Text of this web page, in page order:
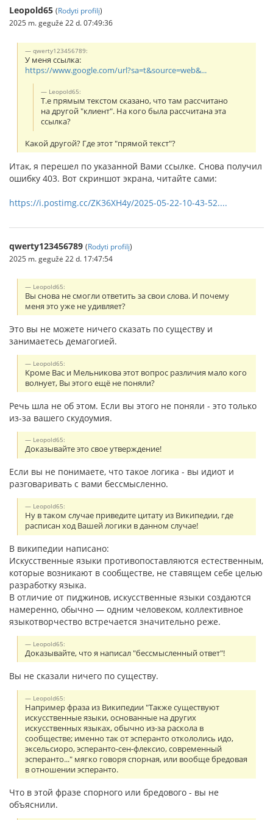
Leopold65 (Rodyti profilį)
2025 m. gegužė 22 d. 07:49:36
qwerty123456789:
У меня ссылка:
https://www.google.com/url?sa=t&source=web&...
Leopold65:
Т.е прямым текстом сказано, что там рассчитано
на другой "клиент". На кого была рассчитана эта
ссылка?
Какой другой? Где этот "прямой текст"?
Итак, я перешел по указанной Вами ссылке. Снова получил
ошибку 403. Вот скриншот экрана, читайте сами:
https://i.postimg.cc/ZK36XH4y/2025-05-22-10-43-52....
qwerty123456789 (Rodyti profilį)
2025 m. gegužė 22 d. 17:47:54
Leopold65:
Вы снова не смогли ответить за свои слова. И почему
меня это уже не удивляет?
Это вы не можете ничего сказать по существу и
занимаетесь демагогией.
Leopold65:
Кроме Вас и Мельникова этот вопрос различия мало кого
волнует, Вы этого ещё не поняли?
Речь шла не об этом. Если вы этого не поняли - это только
из-за вашего скудоумия.
Leopold65:
Доказывайте это свое утверждение!
Если вы не понимаете, что такое логика - вы идиот и
разговаривать с вами бессмысленно.
Leopold65:
Ну в таком случае приведите цитату из Википедии, где
расписан ход Вашей логики в данном случае!
В википедии написано:
Искусственные языки противопоставляются естественным,
которые возникают в сообществе, не ставящем себе целью
разработку языка.
В отличие от пиджинов, искусственные языки создаются
намеренно, обычно — одним человеком, коллективное
языкотворчество встречается значительно реже.
Leopold65:
Доказывайте, что я написал "бессмысленный ответ"!
Вы не сказали ничего по существу.
Leopold65:
Например фраза из Википедии "Также существуют
искусственные языки, основанные на других
искусственных языках, обычно из-за раскола в
сообществе; именно так от эсперанто откололись идо,
эксельсиоро, эсперанто-сен-флексио, современный
эсперанто..." мягко говоря спорная, или вообще бредовая
в отношении эсперанто.
Что в этой фразе спорного или бредового - вы не
объяснили.